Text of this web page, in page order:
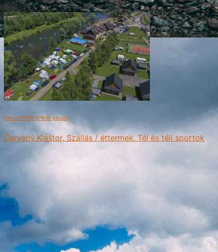
Resort Pltník (Pltník panzió)
Červený Kláštor, Szállás / éttermek, Tél és téli sportok